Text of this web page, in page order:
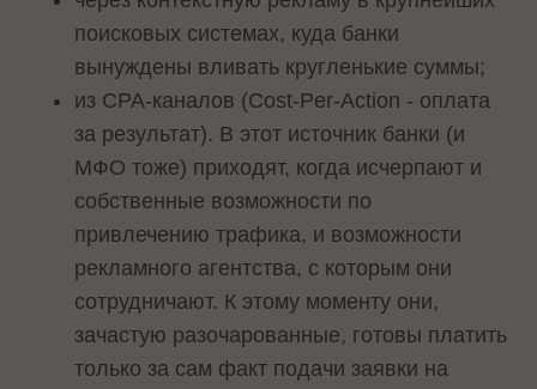
поисковых системах, куда банки
вынуждены вливать кругленькие суммы;
из CPA-каналов (Cost-Per-Action - оплата
за результат). В этот источник банки (и
МФО тоже) приходят, когда исчерпают и
собственные возможности по
привлечению трафика, и возможности
рекламного агентства, с которым они
сотрудничают. К этому моменту они,
зачастую разочарованные, готовы платить
только за сам факт подачи заявки на